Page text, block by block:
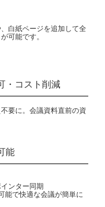
白紙ページを追加して全
可能です。
・コスト削減
要に。会議資料直前の資
能
ンター同期
能で快適な会議が簡単に